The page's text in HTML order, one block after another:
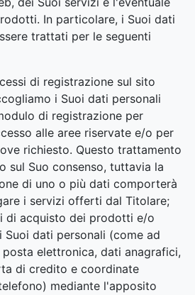
In particolare, i Suoi dati
trattati per le seguenti
di registrazione sul sito
i Suoi dati personali
di registrazione per
alle aree riservate e/o per
richiesto. Questo trattamento
sul Suo consenso, tuttavia la
di uno o più dati comporterà
i servizi offerti dal Titolare;
di acquisto dei prodotti e/o
Suoi dati personali (come ad
elettronica, dati anagrafici,
di credito e coordinate
mediante l'apposito